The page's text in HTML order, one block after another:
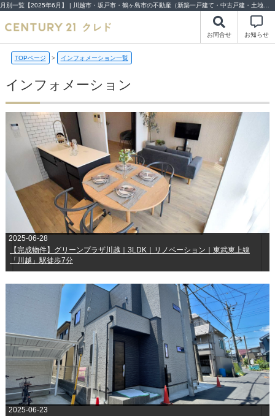
お問合せ お知らせ
TOPページ > インフォメーション一覧
インフォメーション
【完成物件】グリーンプラザ川越｜3LDK｜リノベーション｜東武東上線
「川越」駅徒歩7分
2025-06-28
2025-06-23